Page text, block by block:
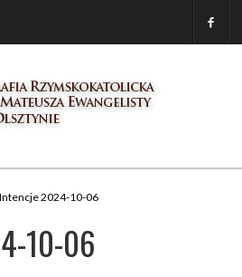
Intencje 2024-10-06
10-06